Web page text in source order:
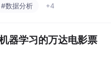
，验证了该技术在提升企业市场
#数据分析 +4
器学习的万达电影票